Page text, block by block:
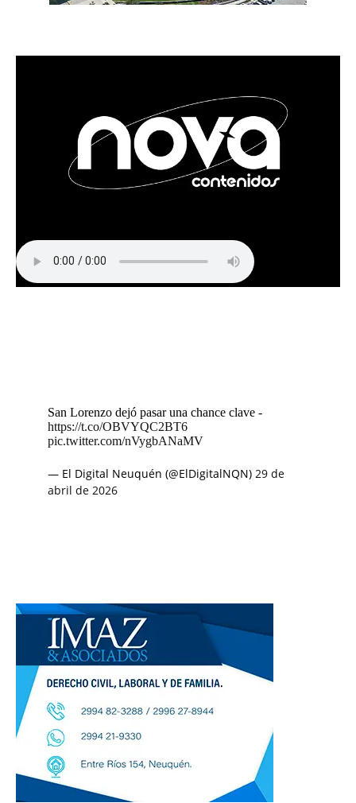
San Lorenzo dejó pasar una chance clave -
https://t.co/OBVYQC2BT6
pic.twitter.com/nVygbANaMV
— El Digital Neuquén (@ElDigitalNQN) 29 de
abril de 2026